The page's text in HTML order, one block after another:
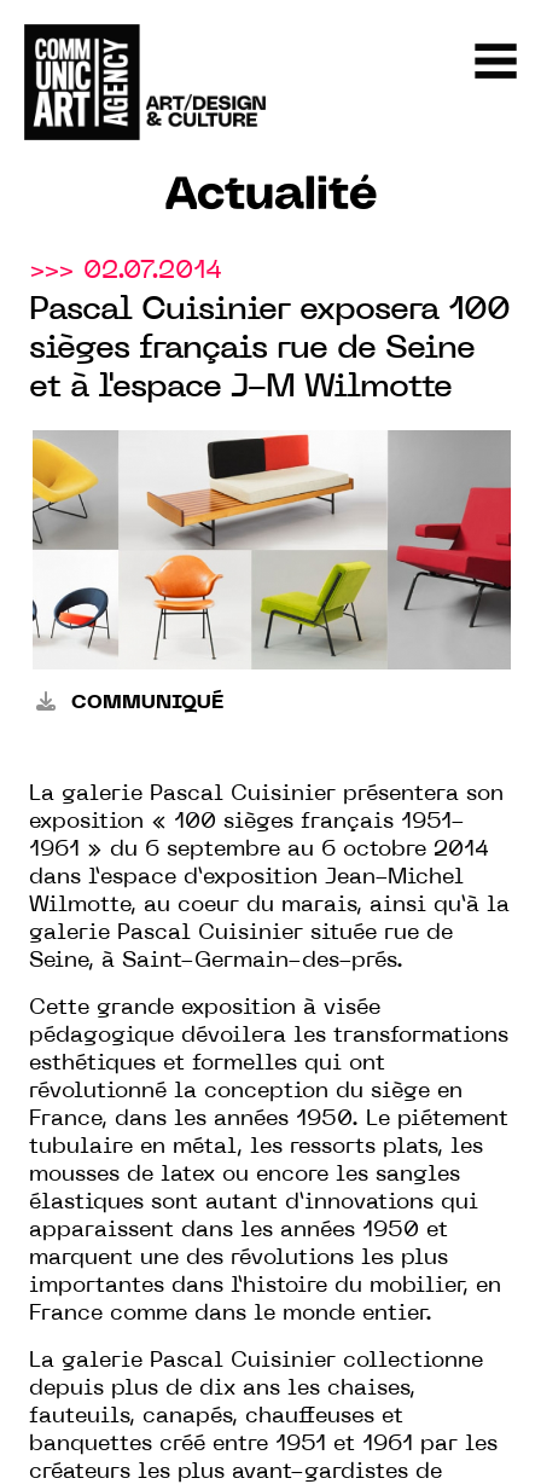
Actualité
>>> 02.07.2014
Pascal Cuisinier exposera 100
sièges français rue de Seine
et à l'espace J-M Wilmotte
COMMUNIQUÉ
La galerie Pascal Cuisinier présentera son
exposition « 100 sièges français 1951-
1961 » du 6 septembre au 6 octobre 2014
dans l’espace d’exposition Jean-Michel
Wilmotte, au coeur du marais, ainsi qu’à la
galerie Pascal Cuisinier située rue de
Seine, à Saint-Germain-des-prés.
Cette grande exposition à visée
pédagogique dévoilera les transformations
esthétiques et formelles qui ont
révolutionné la conception du siège en
France, dans les années 1950. Le piétement
tubulaire en métal, les ressorts plats, les
mousses de latex ou encore les sangles
élastiques sont autant d’innovations qui
apparaissent dans les années 1950 et
marquent une des révolutions les plus
importantes dans l’histoire du mobilier, en
France comme dans le monde entier.
La galerie Pascal Cuisinier collectionne
depuis plus de dix ans les chaises,
fauteuils, canapés, chauffeuses et
banquettes créé entre 1951 et 1961 par les
créateurs les plus avant-gardistes de